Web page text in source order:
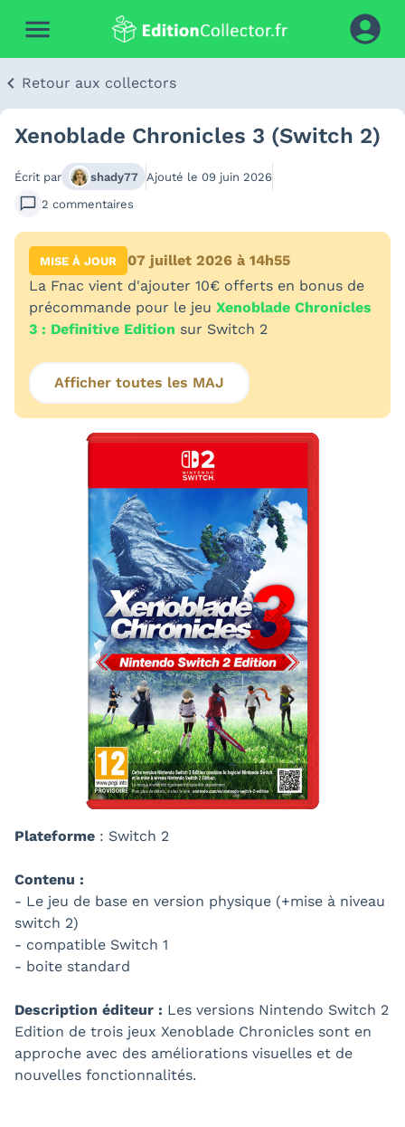
Retour aux collectors
Xenoblade Chronicles 3 (Switch 2)
Écrit par shady77 Ajouté le 09 juin 2026
2 commentaires
MISE À JOUR
07 juillet 2026 à 14h55
La Fnac vient d'ajouter 10€ offerts en bonus de
précommande pour le jeu Xenoblade Chronicles
3 : Definitive Edition sur Switch 2
Afficher toutes les MAJ
Plateforme : Switch 2
Contenu :
- Le jeu de base en version physique (+mise à niveau
switch 2)
- compatible Switch 1
- boite standard
Description éditeur : Les versions Nintendo Switch 2
Edition de trois jeux Xenoblade Chronicles sont en
approche avec des améliorations visuelles et de
nouvelles fonctionnalités.